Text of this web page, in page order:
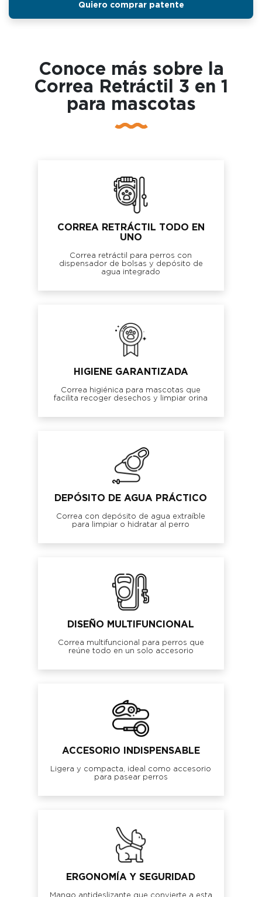
Quiero comprar patente
Conoce más sobre la
Correa Retráctil 3 en 1
para mascotas
CORREA RETRÁCTIL TODO EN
UNO
Correa retráctil para perros con
dispensador de bolsas y depósito de
agua integrado
HIGIENE GARANTIZADA
Correa higiénica para mascotas que
facilita recoger desechos y limpiar orina
DEPÓSITO DE AGUA PRÁCTICO
Correa con depósito de agua extraíble
para limpiar o hidratar al perro
DISEÑO MULTIFUNCIONAL
Correa multifuncional para perros que
reúne todo en un solo accesorio
ACCESORIO INDISPENSABLE
Ligera y compacta, ideal como accesorio
para pasear perros
ERGONOMÍA Y SEGURIDAD